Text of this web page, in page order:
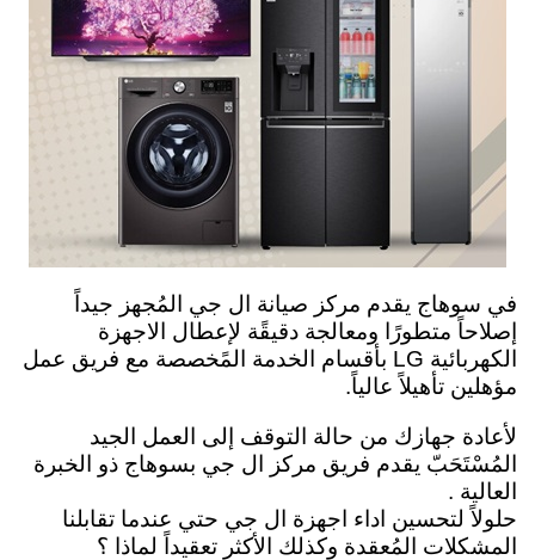
في سوهاج يقدم مركز صيانة ال جي المُجهز جيداً
إصلاحاً متطورًا ومعالجة دقيقًة لإعطال الاجهزة
الكهربائية LG بأقسام الخدمة المًخصصة مع فريق عمل
مؤهلين تأهيلاً عالياً.
لأعادة جهازك من حالة التوقف إلى العمل الجيد
المُسْتَحَبّ يقدم فريق مركز ال جي بسوهاج ذو الخبرة
العالية .
حلولاً لتحسين اداء اجهزة ال جي حتي عندما تقابلنا
المشكلات المُعقدة وكذلك الأكثر تعقيداً لماذا ؟